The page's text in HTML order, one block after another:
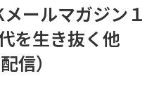
ールマガジン１
を生き抜く他
信）